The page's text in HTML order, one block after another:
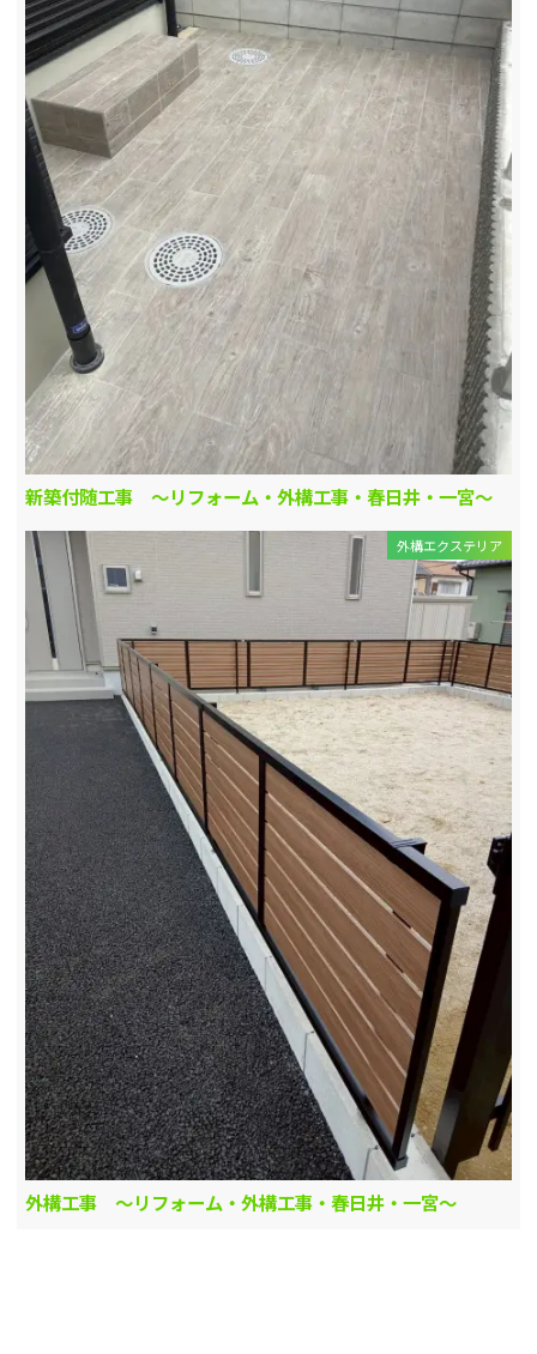
新築付随工事 ～リフォーム・外構工事・春日井・一宮～
外構エクステリア
外構工事 ～リフォーム・外構工事・春日井・一宮～